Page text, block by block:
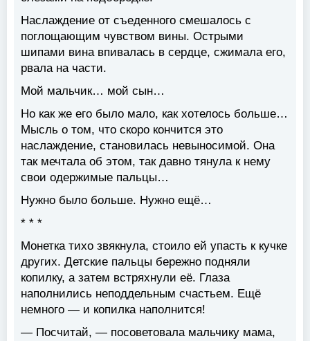
Наслаждение от съеденного смешалось с
поглощающим чувством вины. Острыми
шипами вина впивалась в сердце, сжимала его,
рвала на части.
Мой мальчик… мой сын…
Но как же его было мало, как хотелось больше…
Мысль о том, что скоро кончится это
наслаждение, становилась невыносимой. Она
так мечтала об этом, так давно тянула к нему
свои одержимые пальцы…
Нужно было больше. Нужно ещё…
* * *
Монетка тихо звякнула, стоило ей упасть к кучке
других. Детские пальцы бережно подняли
копилку, а затем встряхнули её. Глаза
наполнились неподдельным счастьем. Ещё
немного — и копилка наполнится!
— Посчитай, — посоветовала мальчику мама,